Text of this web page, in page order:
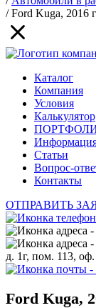
/Ford Kuga, 2016
Каталог
Компания
Условия
Калькулятор
Статьи
Вопрос-
Контакты
ОТПРАВИТЬ
д. 1г, пом. 113, оф.
Ford Kuga,